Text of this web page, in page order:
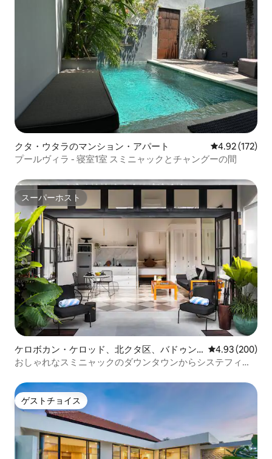
クタ・ウタラのマンション・アパート レビュー172
4.92 (172)
プールヴィラ - 寝室1室 スミニャックとチャングーの間
スーパーホスト
スーパーホスト
ケロボカン・ケロッド、北クタ区、バドゥン
県のマンション・アパート
レビュー200
4.93 (200)
おしゃれなスミニャックのダウンタウンからシステフィー
ゲストチョイス
ゲストチョイス